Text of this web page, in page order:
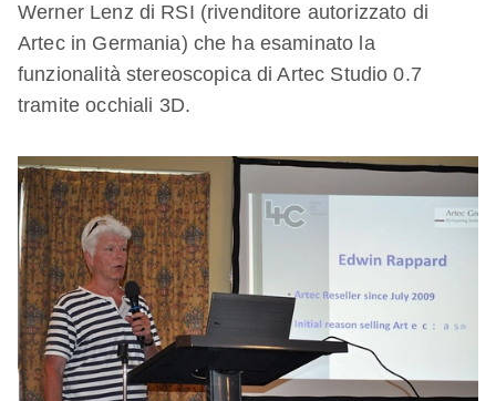
Werner Lenz di RSI (rivenditore autorizzato di
Artec in Germania) che ha esaminato la
funzionalità stereoscopica di Artec Studio 0.7
tramite occhiali 3D.